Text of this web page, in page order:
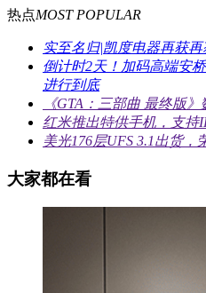
热点MOST POPULAR
实至名归|凯度电器再获
倒计时2天！加码高端安
进行到底
《GTA：三部曲 最终版
红米推出特供手机，支持
美光176层UFS 3.1出货，
大家都在看